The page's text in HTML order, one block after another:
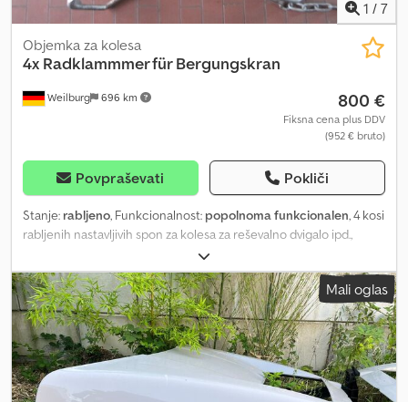
1 / 7
Weilburg 696 km
Objemka za kolesa
4x Radklammmer für Bergungskran
800 €
Fiksna cena plus DDV
(952 € bruto)
Povpraševati Pokliči
Stanje: rabljeno, Funkcionalnost: popolnoma funkcionalen, 4 kosi
rabljenih nastavljivih spon za kolesa za reševalno dvigalo ipd.,
popolnoma delujoče. Dodpfxezti Uuo Abgekr Pošiljanje ni možno.
Prosimo, brez e-poštnih povpraševanj! Za vprašanja smo vam na
voljo po telefonu. Ogled in prevzem sta mogoča le po
predhodnem telefonskem dogovoru. Pridržujemo si pravico do
sprememb, prodaje vmes in napak. Smo član Zveznega združenja
neodvisnih prodajalcev vozil (BVfK) in nosimo BVfK znak kakovosti!
Mali oglas